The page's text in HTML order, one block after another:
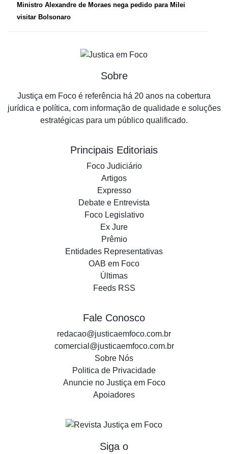
Ministro Alexandre de Moraes nega pedido para Milei
visitar Bolsonaro
Sobre
Justiça em Foco é referência há 20 anos na cobertura
jurídica e política, com informação de qualidade e soluções
estratégicas para um público qualificado.
Principais Editoriais
Foco Judiciário
Artigos
Expresso
Debate e Entrevista
Foco Legislativo
Ex Jure
Prêmio
Entidades Representativas
OAB em Foco
Últimas
Feeds RSS
Fale Conosco
redacao@justicaemfoco.com.br
comercial@justicaemfoco.com.br
Sobre Nós
Politica de Privacidade
Anuncie no Justiça em Foco
Apoiadores
Siga o